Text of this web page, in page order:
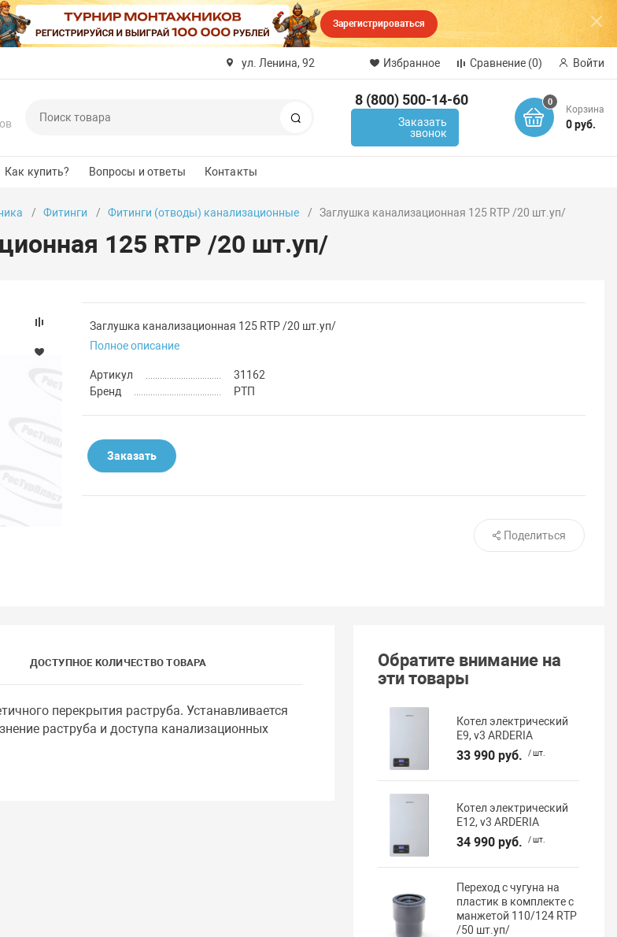
Зарегистрироваться
ул. Ленина, 92 Избранное Сравнение (0) Войти
8 (800) 500-14-60
Заказать
звонок
0
Корзина
0 руб.
Как купить? Вопросы и ответы Контакты
Фитинги Фитинги (отводы) канализационные Заглушка канализационная 125 RTP /20 шт.уп/
125 RTP /20 шт.уп/
Заглушка канализационная 125 RTP /20 шт.уп/
Полное описание
Артикул
31162
Бренд
РТП
Заказать
Поделиться
ДОСТУПНОЕ КОЛИЧЕСТВО ТОВАРА
перекрытия раструба. Устанавливается
раструба и доступа канализационных
Обратите внимание на
эти товары
Котел электрический
E9, v3 ARDERIA
33 990 руб. / шт.
Котел электрический
E12, v3 ARDERIA
34 990 руб. / шт.
Переход с чугуна на
пластик в комплекте с
манжетой 110/124 RTP
/50 шт.уп/